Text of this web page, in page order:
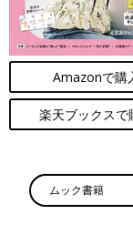
Amazonで購
楽天ブックスで
ムック書籍